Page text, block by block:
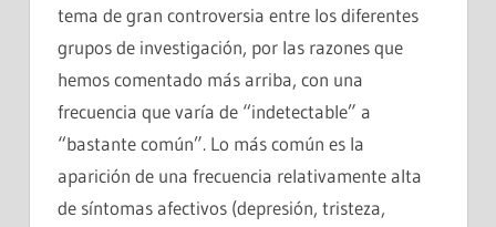
tema de gran controversia entre los diferentes
grupos de investigación, por las razones que
hemos comentado más arriba, con una
frecuencia que varía de “indetectable” a
“bastante común”. Lo más común es la
aparición de una frecuencia relativamente alta
de síntomas afectivos (depresión, tristeza,